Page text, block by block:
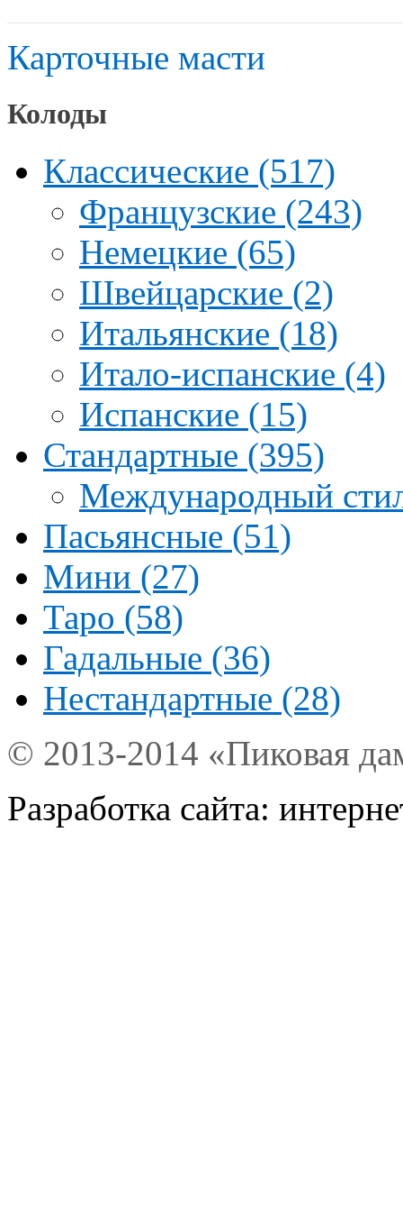
Карточные масти
Колоды
Классические (517)
Французские (243)
Немецкие (65)
Швейцарские (2)
Итальянские (18)
Итало-испанские (4)
Испанские (15)
Стандартные (395)
Международный
Пасьянсные (51)
Мини (27)
Таро (58)
Гадальные (36)
Нестандартные (28)
© 2013-2014 «Пиковая
Разработка сайта: